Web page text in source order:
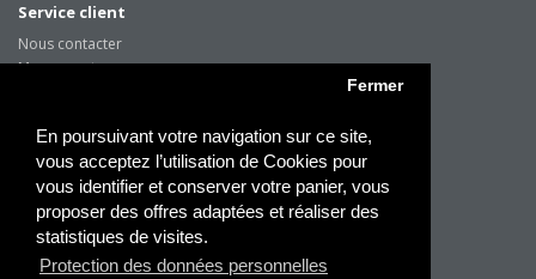
En poursuivant votre navigation sur ce site,
vous acceptez l’utilisation de Cookies pour
vous identifier et conserver votre panier, vous
proposer des offres adaptées et réaliser des
statistiques de visites.
Protection des données personnelles
Fermer
Service client
Nous contacter
Mon compte
Livraison en Suisse
Qui sommes nous ?
CGV et Mentions Légales
Protection des données à caractère personnel
Paiements sécurisés